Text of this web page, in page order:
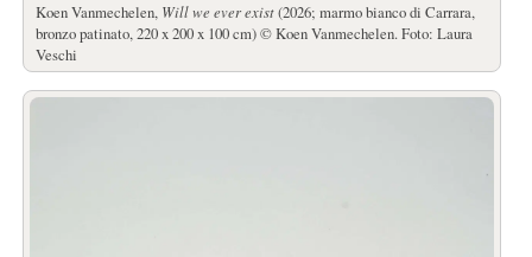
Koen Vanmechelen, Will we ever exist(2026; marmo bianco di Carrara,
bronzo patinato, 220 x 200 x 100 cm) © Koen Vanmechelen. Foto: Laura
Veschi